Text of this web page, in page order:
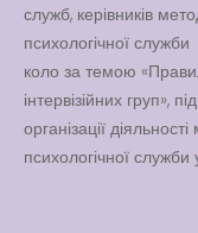
служб, керівників
психологічної
коло за темою
інтервізійних груп»,
організації
психологічної